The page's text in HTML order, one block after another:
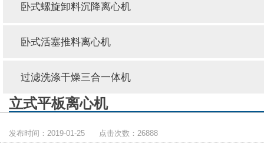
卧式螺旋卸料沉降离心机
卧式活塞推料离心机
过滤洗涤干燥三合一体机
立式平板离心机
发布时间：2019-01-25 点击次数：26888